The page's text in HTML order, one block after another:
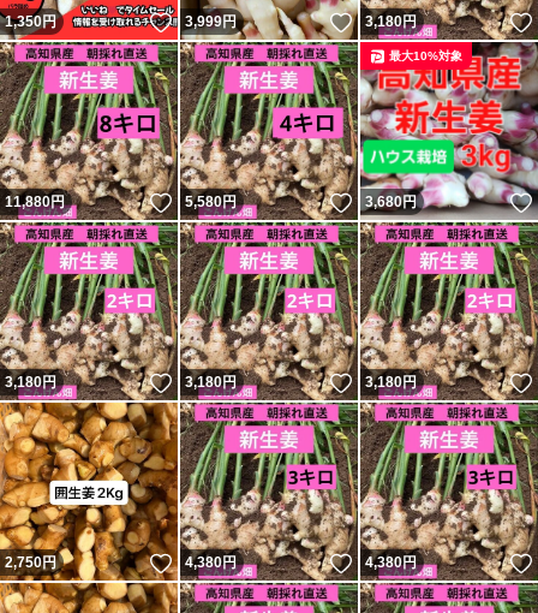
1,350円 いいね！
3,999円 いいね！
3,180円
11,880円 いいね！
5,580円 いいね！
3,680円
最大10%対象
3,180円 いいね！
3,180円 いいね！
3,180円
2,750円 いいね！
4,380円 いいね！
4,380円